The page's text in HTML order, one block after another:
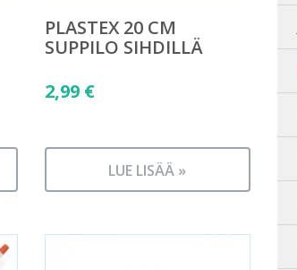
PLASTEX 20 CM
SUPPILO SIHDILLÄ
2,99 €
LUE LISÄÄ »